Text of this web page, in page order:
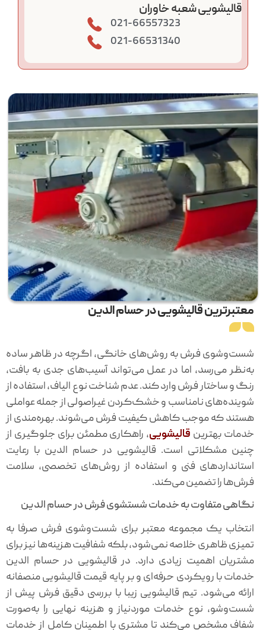
قالیشویی شعبه خاوران
021-66557323
021-66531340
معتبرترین قالیشویی در حسام الدین
شست‌وشوی فرش به روش‌های خانگی، اگرچه در ظاهر ساده
به‌نظر می‌رسد، اما در عمل می‌تواند آسیب‌های جدی به بافت،
رنگ و ساختار فرش وارد کند. عدم شناخت نوع الیاف، استفاده از
شوینده‌های نامناسب و خشک‌کردن غیراصولی از جمله عواملی
هستند که موجب کاهش کیفیت فرش می‌شوند. بهره‌مندی از
خدمات بهترین قالیشویی، راهکاری مطمئن برای جلوگیری از
چنین مشکلاتی است. قالیشویی در حسام الدین با رعایت
استانداردهای فنی و استفاده از روش‌های تخصصی، سلامت
فرش‌ها را تضمین می‌کند.
نگاهی متفاوت به خدمات شستشوی فرش در حسام الدین
انتخاب یک مجموعه معتبر برای شست‌وشوی فرش صرفا به
تمیزی ظاهری خلاصه نمی‌شود، بلکه شفافیت هزینه‌ها نیز برای
مشتریان اهمیت زیادی دارد. در قالیشویی در حسام الدین
خدمات با رویکردی حرفه‌ای و بر پایه قیمت قالیشویی منصفانه
ارائه می‌شود. تیم قالیشویی زیبا با بررسی دقیق فرش پیش از
شست‌وشو، نوع خدمات موردنیاز و هزینه نهایی را به‌صورت
شفاف مشخص می‌کند تا مشتری با اطمینان کامل از خدمات